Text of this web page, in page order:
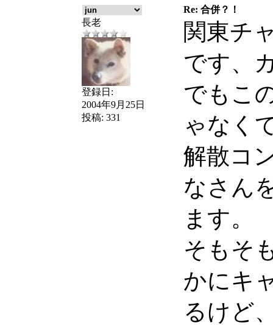
Re: 合併？！
長老
登録日:
2004年9月25日
投稿: 331
関東チ
です、
でもこ
ゃなく
解散コ
なさん
ます。
そもそ
かにキ
るけど